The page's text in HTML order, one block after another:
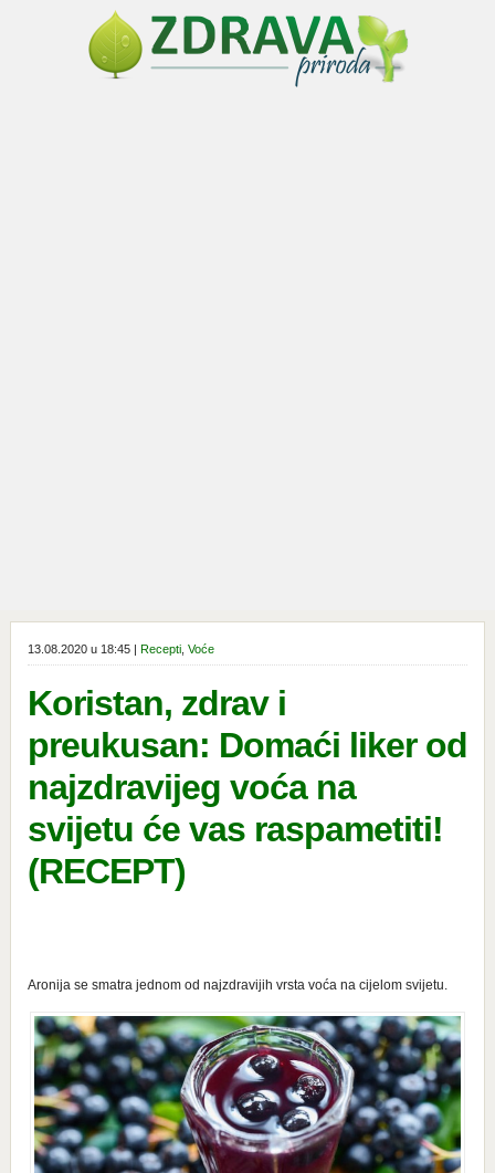
13.08.2020 u 18:45 | Recepti, Voće
Koristan, zdrav i
preukusan: Domaći liker od
najzdravijeg voća na
svijetu će vas raspametiti!
(RECEPT)
Aronija se smatra jednom od najzdravijih vrsta voća na cijelom svijetu.